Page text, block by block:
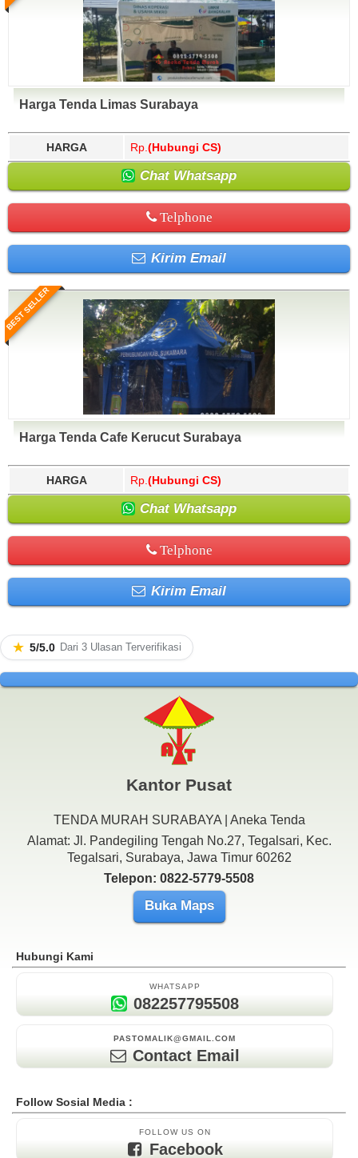
Harga Tenda Limas Surabaya
HARGA Rp. (Hubungi CS)
Chat Whatsapp
Telphone
Kirim Email
BEST SELLER
Harga Tenda Cafe Kerucut Surabaya
HARGA Rp. (Hubungi CS)
Chat Whatsapp
Telphone
Kirim Email
★ 5/5.0 Dari 3 Ulasan Terverifikasi
Kantor Pusat
TENDA MURAH SURABAYA | Aneka Tenda
Alamat: Jl. Pandegiling Tengah No.27, Tegalsari, Kec.
Tegalsari, Surabaya, Jawa Timur 60262
Telepon: 0822-5779-5508
Buka Maps
Hubungi Kami
WHATSAPP
082257795508
PASTOMALIK@GMAIL.COM
Contact Email
Follow Sosial Media :
FOLLOW US ON
Facebook